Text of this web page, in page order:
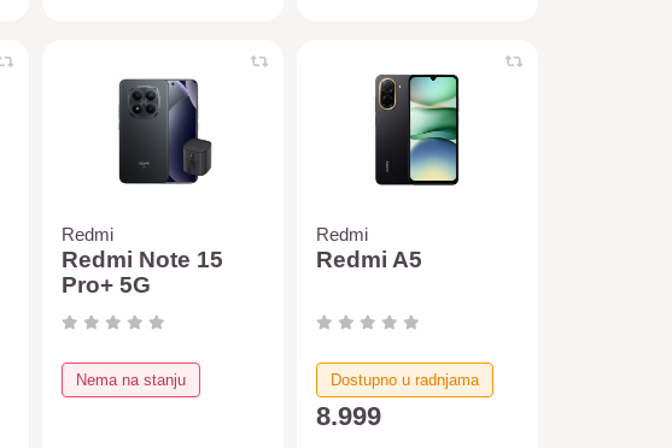
Redmi
Redmi Note 15
Pro+ 5G
12/512GB (crna) +
Xiaomi Air Fryer
6.5L (crna)
Nema na stanju
Redmi
Redmi A5
Dostupno u radnjama
8.999